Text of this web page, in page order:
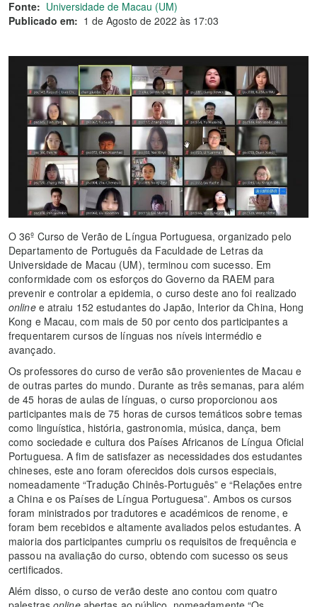
Fonte: Universidade de Macau (UM)
Publicado em: 1 de Agosto de 2022 às 17:03
O 36º Curso de Verão de Língua Portuguesa, organizado pelo
Departamento de Português da Faculdade de Letras da
Universidade de Macau (UM), terminou com sucesso. Em
conformidade com os esforços do Governo da RAEM para
prevenir e controlar a epidemia, o curso deste ano foi realizado
onlinee atraiu 152 estudantes do Japão, Interior da China, Hong
Kong e Macau, com mais de 50 por cento dos participantes a
frequentarem cursos de línguas nos níveis intermédio e
avançado.
Os professores do curso de verão são provenientes de Macau e
de outras partes do mundo. Durante as três semanas, para além
de 45 horas de aulas de línguas, o curso proporcionou aos
participantes mais de 75 horas de cursos temáticos sobre temas
como linguística, história, gastronomia, música, dança, bem
como sociedade e cultura dos Países Africanos de Língua Oficial
Portuguesa. A fim de satisfazer as necessidades dos estudantes
chineses, este ano foram oferecidos dois cursos especiais,
nomeadamente “Tradução Chinês-Português” e “Relações entre
a China e os Países de Língua Portuguesa”. Ambos os cursos
foram ministrados por tradutores e académicos de renome, e
foram bem recebidos e altamente avaliados pelos estudantes. A
maioria dos participantes cumpriu os requisitos de frequência e
passou na avaliação do curso, obtendo com sucesso os seus
certificados.
Além disso, o curso de verão deste ano contou com quatro